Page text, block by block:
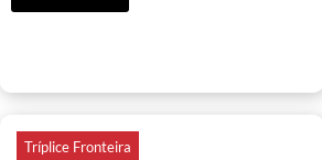
Tríplice Fronteira